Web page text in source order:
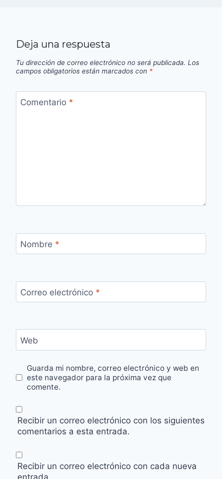
Deja una respuesta
Tu dirección de correo electrónico no será publicada. Los
campos obligatorios están marcados con *
Comentario *
Nombre *
Correo electrónico *
Web
Guarda mi nombre, correo electrónico y web en
este navegador para la próxima vez que
comente.
Recibir un correo electrónico con los siguientes
comentarios a esta entrada.
Recibir un correo electrónico con cada nueva
entrada.